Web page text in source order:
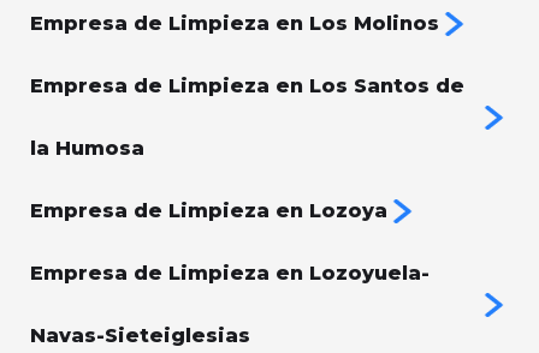
Empresa de Limpieza en Los Molinos
Empresa de Limpieza en Los Santos de
la Humosa
Empresa de Limpieza en Lozoya
Empresa de Limpieza en Lozoyuela-
Navas-Sieteiglesias